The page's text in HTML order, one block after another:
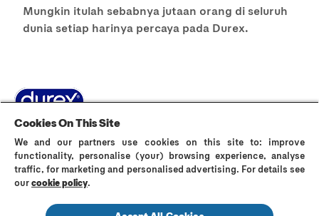
Mungkin itulah sebabnya jutaan orang di seluruh
dunia setiap harinya percaya pada Durex.
Sejarah DurexTanya Jawab
Kualitas DurexPrivacy PolicyTerms and Conditions
Cookie PolicyContact Us Sitemap
Cookies On This Site
We and our partners use cookies on this site to: improve
functionality, personalise (your) browsing experience, analyse
traffic, for marketing and personalised advertising. For details see
ourcookie policy.